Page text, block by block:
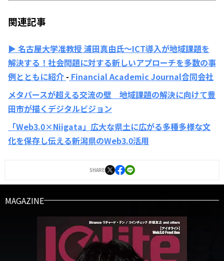
関連記事
▶︎ 名古屋大学准教授 浦田真由氏〜ICT導入が地域課題を
解決する！社会問題に対する新しいアプローチを多数の事
例とともに紹介 - Financial Academic Journal合同会社
メタバースが超える交流の壁 地域課題の解決に向けて豊
田市が描くデジタルビジョン
「Web3.0×Niigata」広大な県土に広がる多種多様な文
化を保存し伝える新潟県のWeb3.0活用
SHARE
MAGAZINE